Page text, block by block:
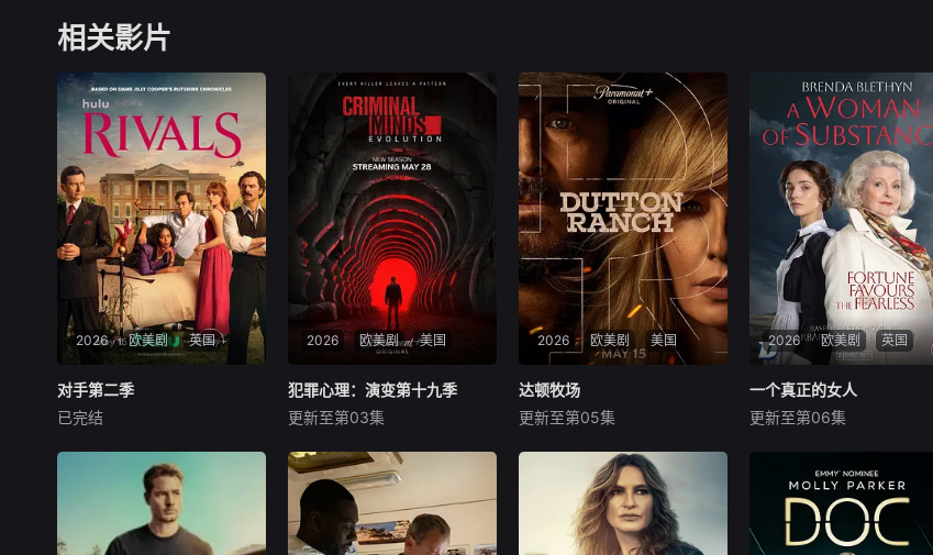
相关影片
2026 欧美剧 英国
对手第二季
Central South West电视特许
经营权之争进入白热化阶段，
Corinium与Venturer之间的战
争正迈入危险新阶段。Tony B
对手第二季
已完结
2026 欧美剧 美国
乔·曼特纳
经历短暂的沉淀，行为分析组
（BAU） 原班人马再度集结，
迎战将小组推向崩溃边缘嘅全
新连环杀手：“The Fan”。
犯罪心理：演变第十九季
更新至第03集
2026 欧美剧 美国
达顿牧场
凯利·蕾莉
抛开《黄石》时期经历的阴
影，Beth和Rip努力共筑未
来，但他们遭遇了残酷的新现
实，以及一家不择手段、只为
达顿牧场
更新至第05集
2026 欧美剧 英国
一个真正的女人
杰西卡·雷诺兹
讲述出身贫寒的女佣Emma H
arte，如何自强不息、勤奋工
作、善于学习、抓住各种可能
的机会，实现自己人生梦想的
一个真正的女人
更新至第06集